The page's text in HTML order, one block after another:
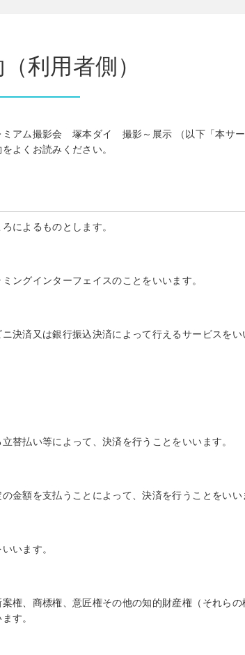
利用者側）
アム撮影会 塚本ダイ 撮影～展示 （以下「本サー
よくお読みください。
によるものとします。
ングインターフェイスのことをいいます。
決済又は銀行振込決済によって行えるサービスをい
替払い等によって、決済を行うことをいいます。
金額を支払うことによって、決済を行うことをいい
います。
権、商標権、意匠権その他の知的財産権（それら
す。